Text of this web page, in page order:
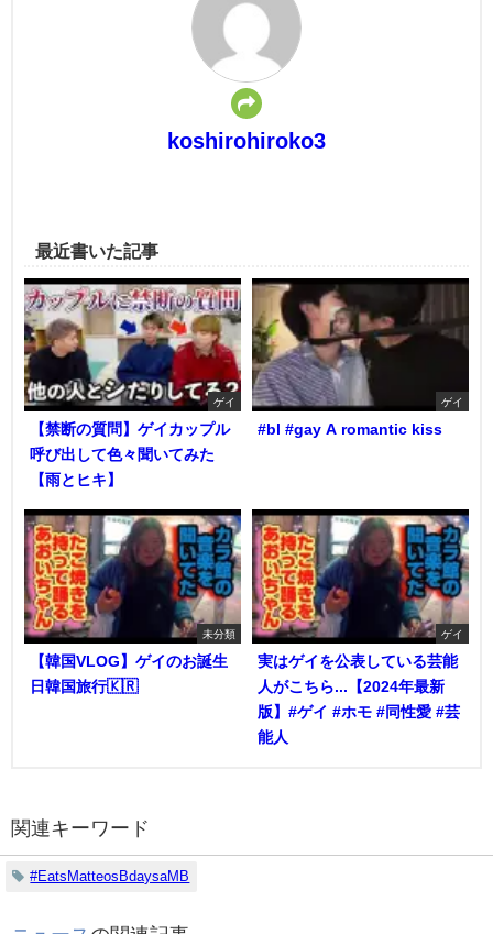
koshirohiroko3
最近書いた記事
ゲイ
【禁断の質問】ゲイカップル
呼び出して色々聞いてみた
【雨とヒキ】
ゲイ
#bl #gay A romantic kiss
未分類
【韓国VLOG】ゲイのお誕生
日韓国旅行🇰🇷
ゲイ
実はゲイを公表している芸能
人がこちら...【2024年最新
版】#ゲイ #ホモ #同性愛 #芸
能人
関連キーワード
#EatsMatteosBdaysaMB